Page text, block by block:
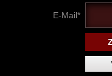
E-Mail*